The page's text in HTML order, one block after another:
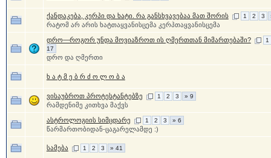
ქანდაკება, კერპი და ხატი. რა განსხვავებაა მათ შორის 1 2 3
რატომ არ არის ხატთაყვანისცემა კერპთაყვანისცემა
დრო—როგორ უნდა მოვიაზროთ ის ღმერთთან მიმართებაში?
1
17
დრო და ღმერთი
ხ ა ტ მ ე ბ რ ძ ო ლ ო ბ ა
ვისაუბროთ პროტესტანტებზე 1 2 3 » 9
რამდენიმე კითხვა მაქვს
ასტროლოგიის სიმცდარე 1 2 3 » 6
წარმართობიდან-ცაგარელამდე :)
სამება 1 2 3 » 41